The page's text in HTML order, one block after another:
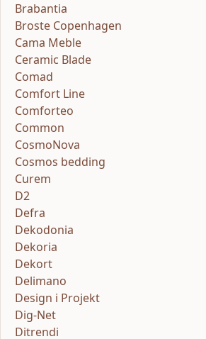
Brabantia
Broste Copenhagen
Cama Meble
Ceramic Blade
Comad
Comfort Line
Comforteo
Common
CosmoNova
Cosmos bedding
Curem
D2
Defra
Dekodonia
Dekoria
Dekort
Delimano
Design i Projekt
Dig-Net
Ditrendi